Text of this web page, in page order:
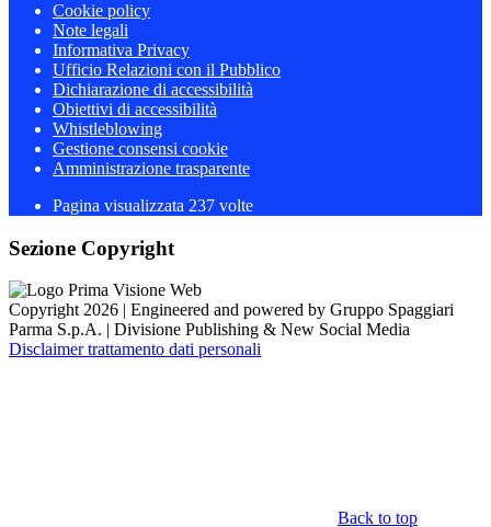
Cookie policy
Note legali
Informativa Privacy
Ufficio Relazioni con il Pubblico
Dichiarazione di accessibilità
Obiettivi di accessibilità
Whistleblowing
Gestione consensi cookie
Amministrazione trasparente
Pagina visualizzata 237 volte
Sezione Copyright
Copyright 2026 | Engineered and powered by Gruppo Spaggiari
Parma S.p.A. | Divisione Publishing & New Social Media
Disclaimer trattamento dati personali
Back to top